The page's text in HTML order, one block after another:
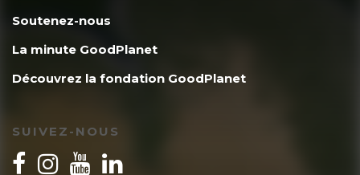
Soutenez-nous
La minute GoodPlanet
Découvrez la fondation GoodPlanet
SUIVEZ-NOUS